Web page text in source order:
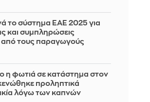
το σύστημα ΕΑΕ 2025 για
και συμπληρώσεις
από τους παραγωγούς
η φωτιά σε κατάστημα στον
προληπτικά
λόγω των καπνών